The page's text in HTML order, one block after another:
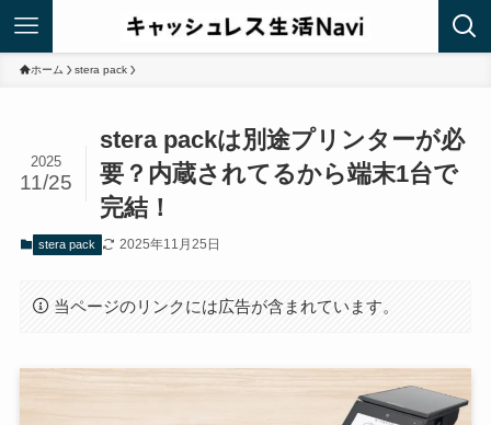
ホーム stera pack
stera packは別途プリンターが必
要？内蔵されてるから端末1台で
完結！
2025
11/25
stera pack 2025年11月25日
当ページのリンクには広告が含まれています。